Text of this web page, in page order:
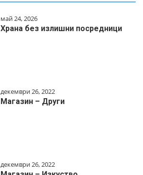
май 24, 2026
Храна без излишни посредници
декември 26, 2022
Магазин – Други
декември 26, 2022